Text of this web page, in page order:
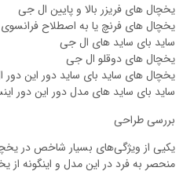
یخچال های فریزر بالا و پایین ال جی
یخچال های فرنچ یا به اصطلاح فرانسوی
ساید بای ساید های ال جی
یخچال های دوقلو ال جی
یخچال های ساید بای ساید دور این
ساید بای ساید های مدل دور این دور
بررسی طراحی
یکیی از ویژگی‌های بسیار شاخص در
منحصر به فرد در این مدل و اینگونه از